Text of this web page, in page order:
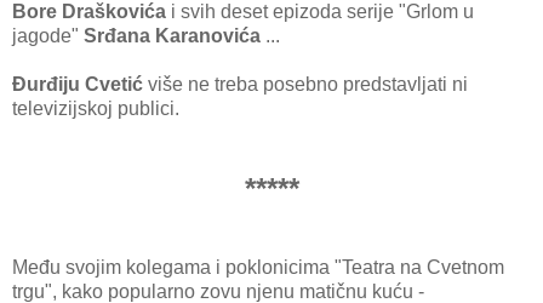
Bore Draškovića i svih deset epizoda serije "Grlom u
jagode" Srđana Karanovića ...
Đurđiju Cvetić više ne treba posebno predstavljati ni
televizijskoj publici.
*****
Među svojim kolegama i poklonicima "Teatra na Cvetnom
trgu", kako popularno zovu njenu matičnu kuću -